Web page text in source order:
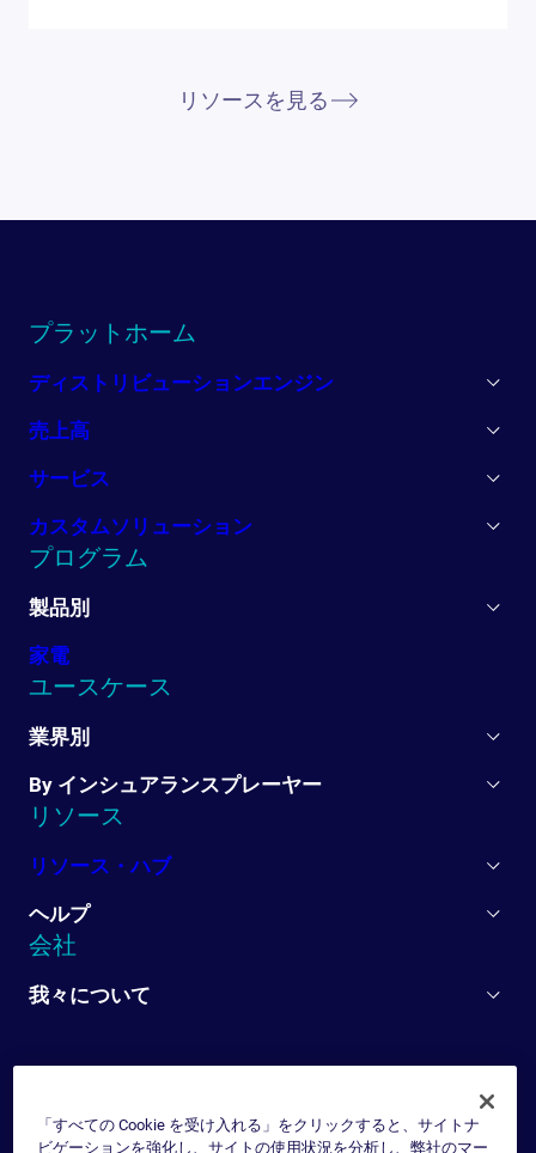
リソースを見る
プラットホーム
ディストリビューションエンジン
売上高
サービス
カスタムソリューション
プログラム
製品別
家電
ユースケース
業界別
By インシュアランスプレーヤー
リソース
リソース・ハブ
ヘルプ
会社
我々について
「すべての Cookie を受け入れる」をクリックすると、サイトナ
ビゲーションを強化し、サイトの使用状況を分析し、弊社のマー